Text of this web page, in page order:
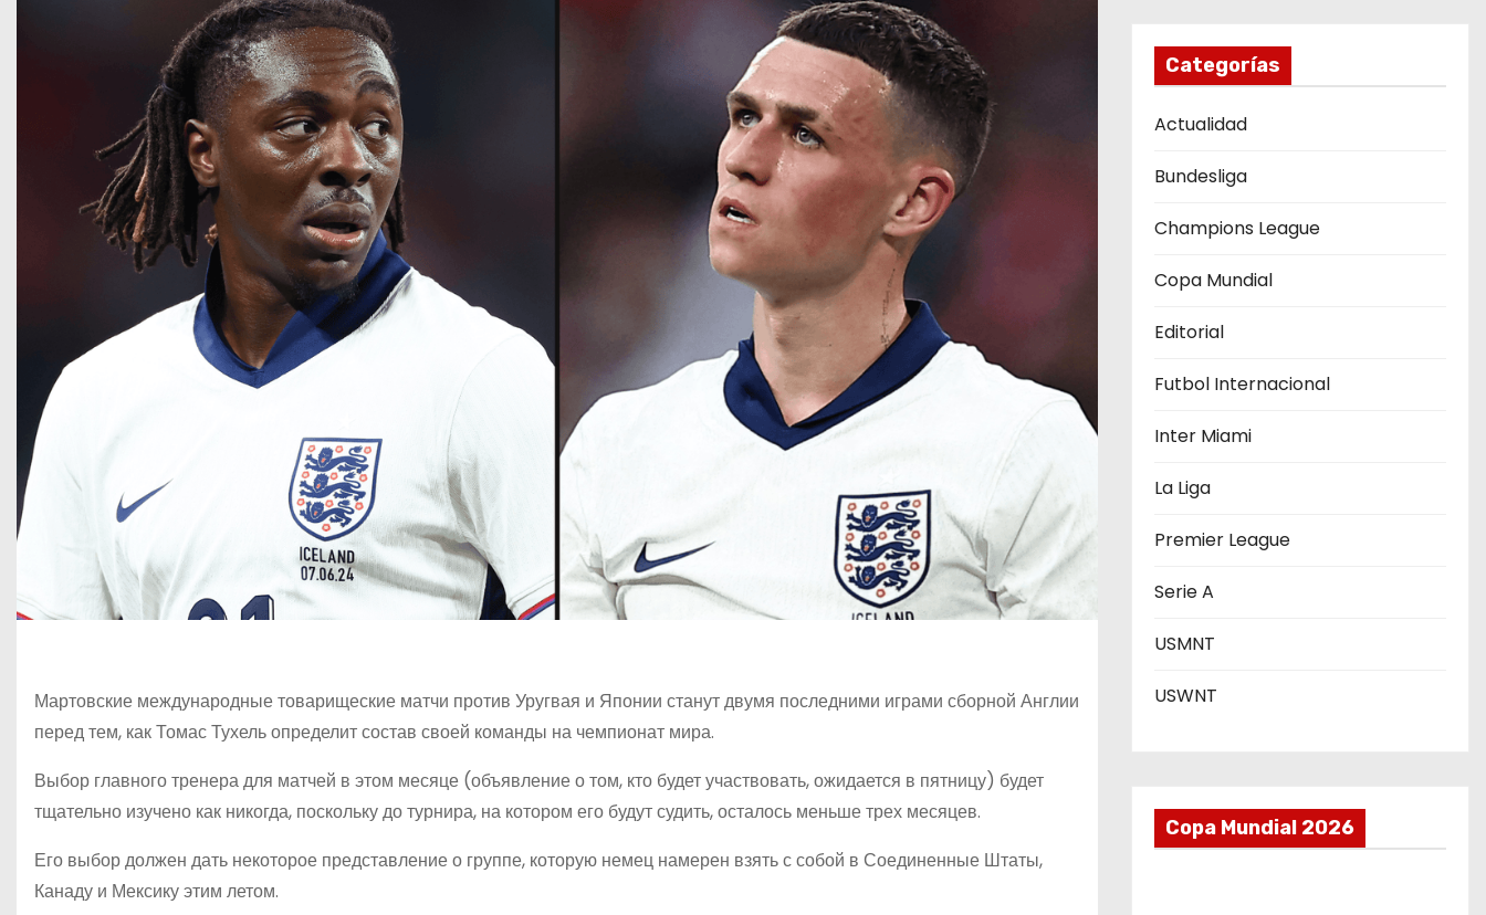
Мартовские международные товарищеские матчи против Уругвая и Японии станут двумя последними играми сборной Англии
перед тем, как Томас Тухель определит состав своей команды на чемпионат мира.
Выбор главного тренера для матчей в этом месяце (объявление о том, кто будет участвовать, ожидается в пятницу) будет
тщательно изучено как никогда, поскольку до турнира, на котором его будут судить, осталось меньше трех месяцев.
Его выбор должен дать некоторое представление о группе, которую немец намерен взять с собой в Соединенные Штаты,
Канаду и Мексику этим летом.
Categorías
Actualidad
Bundesliga
Champions League
Copa Mundial
Editorial
Futbol Internacional
Inter Miami
La Liga
Premier League
Serie A
USMNT
USWNT
Copa Mundial 2026